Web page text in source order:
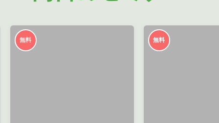
無料 無料